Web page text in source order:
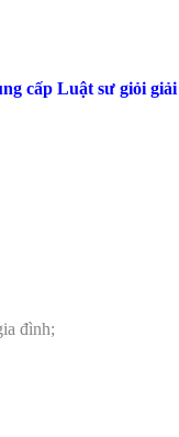
cấp Luật sư giỏi
đình;